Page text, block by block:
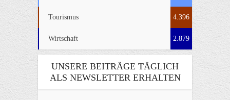
Tourismus 4.396
Wirtschaft 2.879
UNSERE BEITRÄGE TÄGLICH
ALS NEWSLETTER ERHALTEN